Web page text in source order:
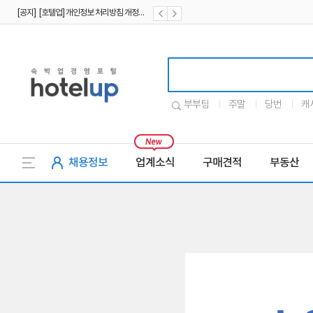
[공지] [호텔업] 개인정보 처리방침 개정본2 (19.09.02)
부부팀 주말 당번 캐
채용정보 업계소식 구매견적 부동산